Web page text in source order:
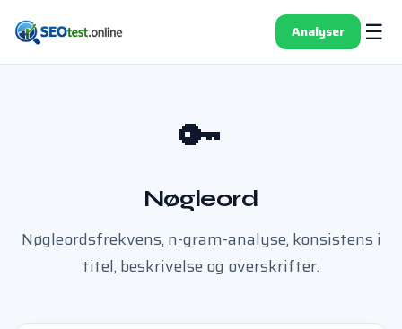
Analyser ☰
🔑
Nøgleord
Nøgleordsfrekvens, n-gram-analyse, konsistens i
titel, beskrivelse og overskrifter.